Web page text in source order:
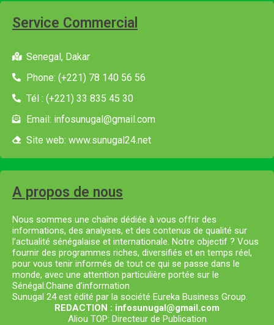
Service Commercial
Senegal, Dakar
Phone: (+221) 78 140 56 56
Tél : (+221) 33 835 45 30
Email: infosunugal@gmail.com
Site web: www.sunugal24.net
A propos de nous
Nous sommes une chaîne dédiée à vous offrir des
informations, des analyses, et des contenus de qualité sur
l’actualité sénégalaise et internationale. Notre objectif ? Vous
fournir des programmes riches, diversifiés et en temps réel,
pour vous tenir informés de tout ce qui se passe dans le
monde, avec une attention particulière portée sur le
Sénégal.Chaine d’information
Sunugal 24 est édité par la société Eureka Business Group.
REDACTION : infosunugal@gmail.com
Aliou TOP: Directeur de Publication